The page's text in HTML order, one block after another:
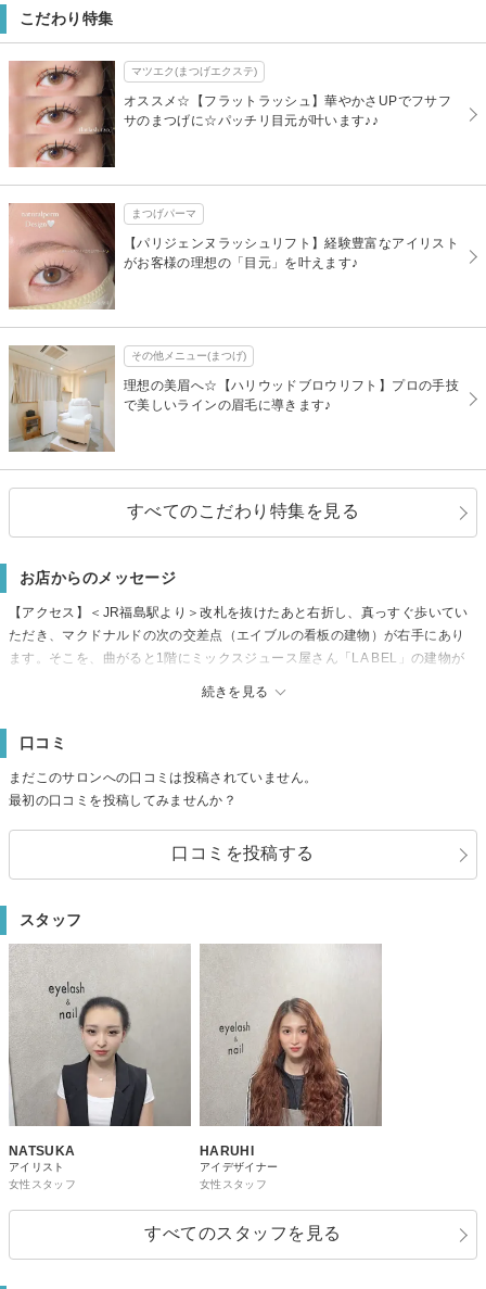
こだわり特集
マツエク(まつげエクステ)
オススメ☆【フラットラッシュ】華やかさUPでフサフ
サのまつげに☆パッチリ目元が叶います♪♪
まつげパーマ
【パリジェンヌラッシュリフト】経験豊富なアイリスト
がお客様の理想の「目元」を叶えます♪
その他メニュー(まつげ)
理想の美眉へ☆【ハリウッドブロウリフト】プロの手技
で美しいラインの眉毛に導きます♪
すべてのこだわり特集を見る
お店からのメッセージ
続きを見る
【アクセス】＜JR福島駅より＞改札を抜けたあと右折し、真っすぐ歩いてい
ただき、マクドナルドの次の交差点（エイブルの看板の建物）が右手にあり
ます。そこを、曲がると1階にミックスジュース屋さん「LA BEL」の建物が
が迷われた場合はお気軽にお電話くださいませ♪
【その他】オフ、まつ毛、お爪の状態位によっては施術時間が前後する場合
がございます。お時間に余裕を持ってお越し下さい。
口コミ
まだこのサロンへの口コミは投稿されていません。
最初の口コミを投稿してみませんか？
口コミを投稿する
スタッフ
NATSUKA
アイリスト
女性スタッフ
HARUHI
アイデザイナー
女性スタッフ
すべてのスタッフを見る